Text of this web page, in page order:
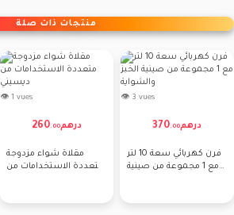
منتجات ذات صلة
👁 1 vues
260. 00درهم
مقلاة شواء مزدوجة
متعددة الاستخدامات من
👁 3 vues
370. 00درهم
فرن كهربائي سعة 10 لتر
مع 1 مجموعة من صينية